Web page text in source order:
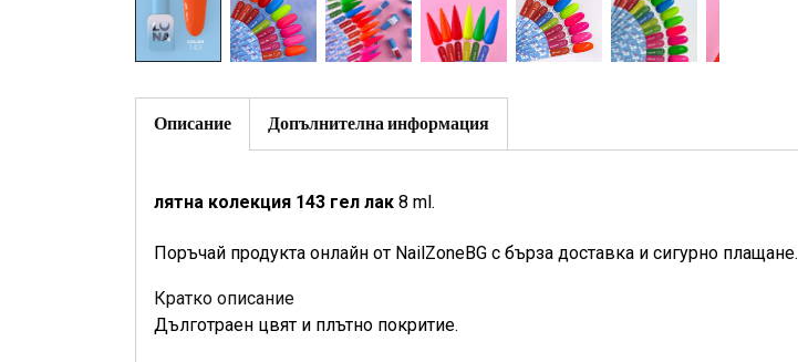
Описание Допълнителна информация
лятна колекция 143 гел лак 8 ml.
Поръчай продукта онлайн от NailZoneBG с бърза доставка и сигурно плащане.
Кратко описание
Дълготраен цвят и плътно покритие.